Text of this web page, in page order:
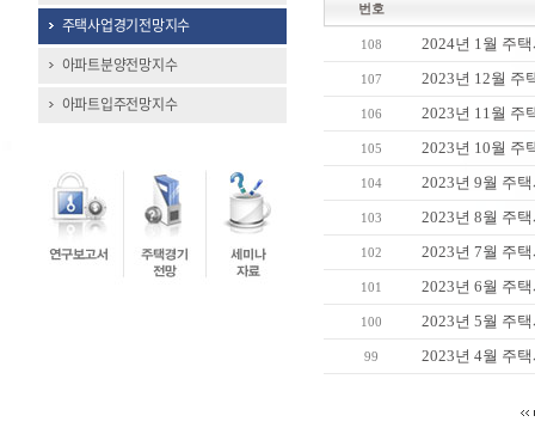
주택사업경기전망지수
아파트분양전망지수
아파트입주전망지수
번호
108 2024년 1월 주
107 2023년 12월 주
106 2023년 11월 주
105 2023년 10월 주
104 2023년 9월 주
103 2023년 8월 주
102 2023년 7월 주
101 2023년 6월 주
100 2023년 5월 주
99 2023년 4월 주